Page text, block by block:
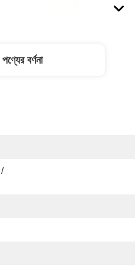
পণ্যের বর্ণনা